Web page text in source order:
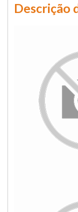
Descrição